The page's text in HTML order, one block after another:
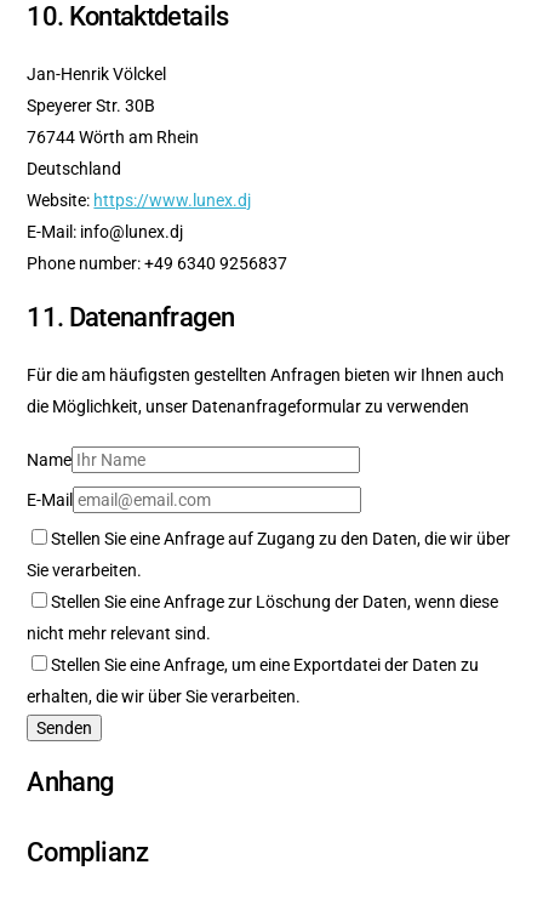
10. Kontaktdetails
Jan-Henrik Völckel
Speyerer Str. 30B
76744 Wörth am Rhein
Deutschland
Website: https://www.lunex.dj
E-Mail: info@ lunex.dj
Phone number: +49 6340 9256837
11. Datenanfragen
Für die am häufigsten gestellten Anfragen bieten wir Ihnen auch
die Möglichkeit, unser Datenanfrageformular zu verwenden
Name
E-Mail
Stellen Sie eine Anfrage auf Zugang zu den Daten, die wir über
Sie verarbeiten.
Stellen Sie eine Anfrage zur Löschung der Daten, wenn diese
nicht mehr relevant sind.
Stellen Sie eine Anfrage, um eine Exportdatei der Daten zu
erhalten, die wir über Sie verarbeiten.
Anhang
Complianz